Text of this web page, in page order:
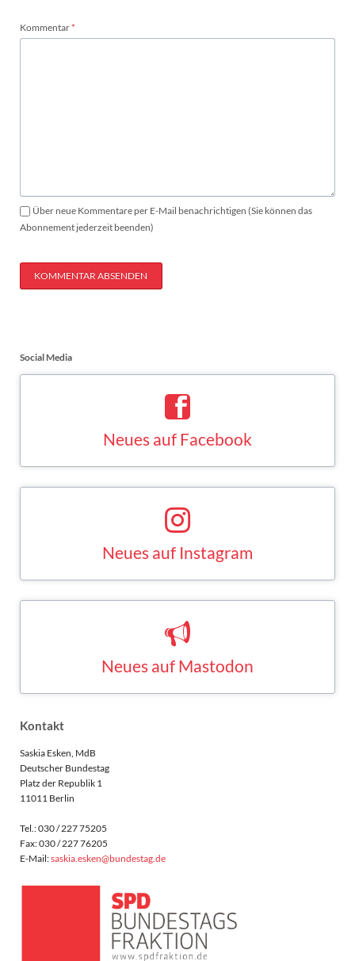
Pflichtfeld
Kommentar*
Über neue Kommentare per E-Mail benachrichtigen (Sie können das
Abonnement jederzeit beenden)
KOMMENTAR ABSENDEN
Social Media
Kontakt
Saskia Esken, MdB
Deutscher Bundestag
Platz der Republik 1
11011 Berlin
Tel.: 030 / 227 75205
Fax: 030 / 227 76205
E-Mail:saskia.esken@bundestag.de